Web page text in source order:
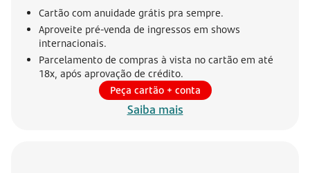
Cartão com anuidade grátis pra sempre.
Aproveite pré-venda de ingressos em shows
internacionais.
Parcelamento de compras à vista no cartão em até
18x, após aprovação de crédito.
Peça cartão + conta
Saiba mais